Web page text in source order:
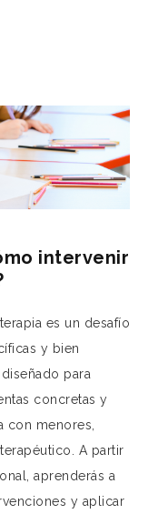
intervenir
es un desafío
y bien
para
concretas y
con menores,
A partir
aprenderás a
y aplicar